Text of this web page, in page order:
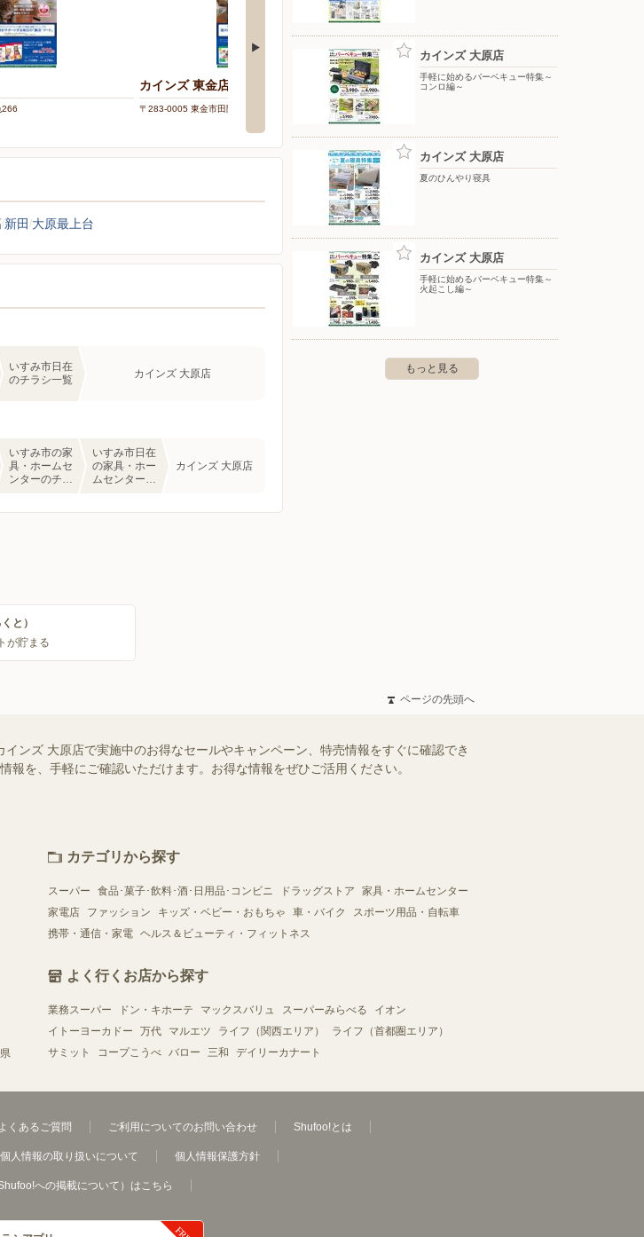
266
カインズ 東金店
〒283-0005 東金市田間字峯大坪1007-2
カインズ 市原店
〒290-0050 市原市更級3-1-1
新田 大原最上台
いすみ市日在
のチラシ一覧
カインズ 大原店
いすみ市の家
具・ホームセ
ンターのチラ
いすみ市日在
の家具・ホー
ムセンターの
カインズ 大原店
カインズ 大原店
手軽に始めるバーベキュー特集～
コンロ編～
カインズ 大原店
夏のひんやり寝具
カインズ 大原店
手軽に始めるバーベキュー特集～
火起こし編～
もっと見る
と）
が貯まる
ページの先頭へ
ンズ 大原店で実施中のお得なセールやキャンペーン、特売情報をすぐに確認でき
を、手軽にご確認いただけます。お得な情報をぜひご活用ください。
カテゴリから探す
スーパー 食品･菓子･飲料･酒･日用品･コンビニ ドラッグストア
家具・ホームセンター
家電店
ファッション キッズ・ベビー・おもちゃ 車・バイク
スポーツ用品・自転車
携帯・通信・家電 ヘルス＆ビューティ・フィットネス
よく行くお店から探す
業務スーパー ドン・キホーテ マックスバリュ スーパーみらべる
イオン
イトーヨーカドー
万代 マルエツ ライフ（関西エリア）
ライフ（首都圏エリア）
サミット
コープこうべ バロー 三和 デイリーカナート
くあるご質問 ご利用についてのお問い合わせ Shufoo!とは
個人情報の取り扱いについて 個人情報保護方針
への掲載について）はこちら